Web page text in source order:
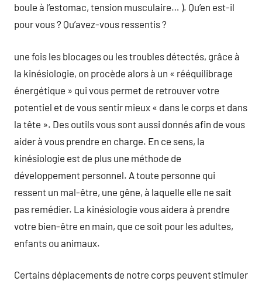
boule à l’estomac, tension musculaire… ). Qu’en est-il
pour vous ? Qu’avez-vous ressentis ?
une fois les blocages ou les troubles détectés, grâce à
la kinésiologie, on procède alors à un « rééquilibrage
énergétique » qui vous permet de retrouver votre
potentiel et de vous sentir mieux « dans le corps et dans
la tête ». Des outils vous sont aussi donnés afin de vous
aider à vous prendre en charge. En ce sens, la
kinésiologie est de plus une méthode de
développement personnel. A toute personne qui
ressent un mal-être, une gêne, à laquelle elle ne sait
pas remédier. La kinésiologie vous aidera à prendre
votre bien-être en main, que ce soit pour les adultes,
enfants ou animaux.
Certains déplacements de notre corps peuvent stimuler